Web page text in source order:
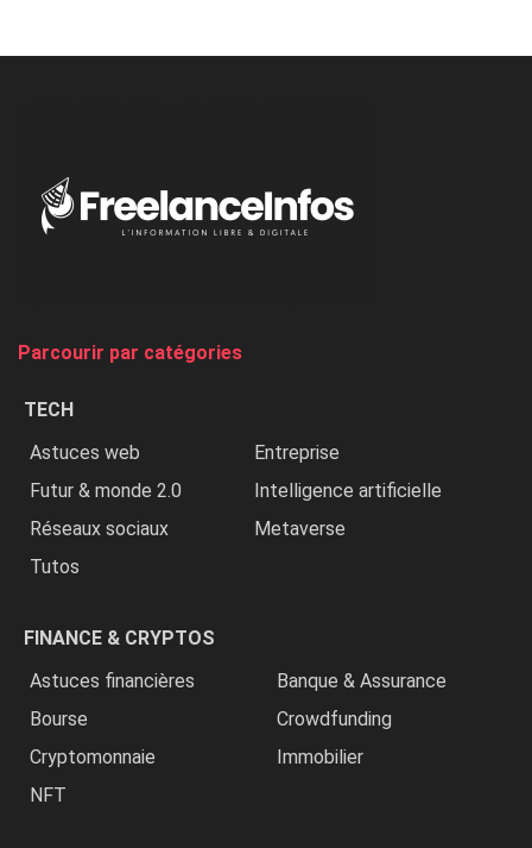
Nigeria,
Parcourir par catégories
TECH
Astuces web
Entreprise
Futur & monde 2.0
Intelligence artificielle
Réseaux sociaux
Metaverse
Tutos
FINANCE & CRYPTOS
Astuces financières
Banque & Assurance
Bourse
Crowdfunding
Cryptomonnaie
Immobilier
NFT